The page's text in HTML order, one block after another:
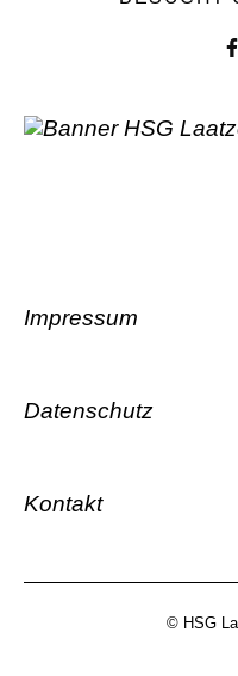
Impressum
Datenschutz
Kontakt
© HSG